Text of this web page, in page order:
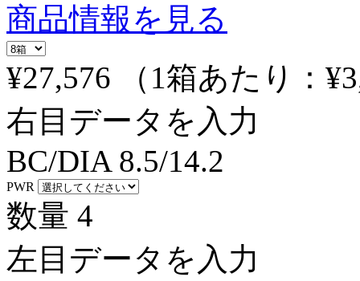
商品情報を見る
¥27,576
（1箱あたり：
右目データを入力
BC/DIA 8.5/14.2
PWR
数量 4
左目データを入力